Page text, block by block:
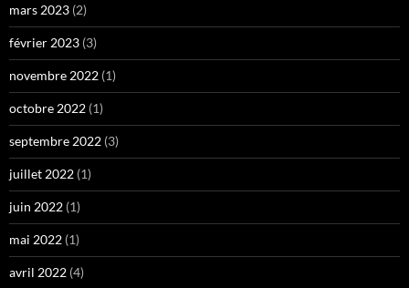
mars 2023 (2)
février 2023 (3)
novembre 2022 (1)
octobre 2022 (1)
septembre 2022 (3)
juillet 2022 (1)
juin 2022 (1)
mai 2022 (1)
avril 2022 (4)